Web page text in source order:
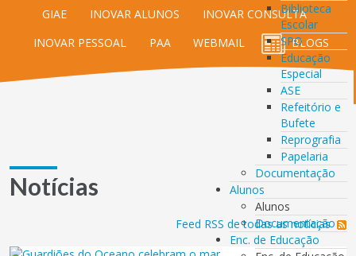
Biblioteca
Escolar
SPO
Educação
Especial
ASE
Refeitório e
Bufete
Reprografia
Papelaria
Documentação
Alunos
Alunos
Documentação
Enc. de Educação
GIAE INOVAR ALUNOS
INOVAR CONSULTA
INOVAR PESSOAL
PAA WEBMAIL BLOGS
Notícias
Feed RSS de todas as notícias